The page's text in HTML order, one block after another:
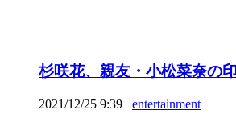
杉咲花、親友・小松菜奈の
2021/12/25 9:39 entertainment